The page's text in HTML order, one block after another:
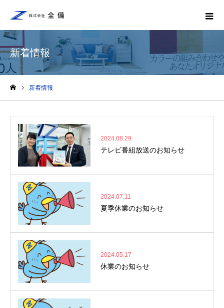
新着情報
新着情報
2024.08.29
テレビ番組放送のお知らせ
2024.07.11
夏季休業のお知らせ
2024.05.17
休業のお知らせ